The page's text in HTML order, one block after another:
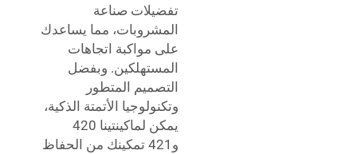
تفضيلات صناعة
المشروبات، مما يساعدك
على مواكبة اتجاهات
المستهلكين. وبفضل
التصميم المتطور
وتكنولوجيا الأتمتة الذكية،
يمكن لماكينتينا 420
و421 تمكينك من الحفاظ